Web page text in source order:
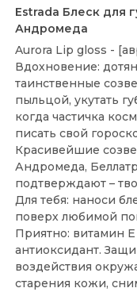
Estrada Блеск для
Андромеда
Aurora Lip gloss -
Вдохновение:
таинственные
пыльцой, укутать
когда частичка
писать свой
Красивейшие
Андромеда,
подтверждают –
Для тебя: наноси
поверх любимой
Приятно: витамин
антиоксидант.
воздействия
старения кожи,